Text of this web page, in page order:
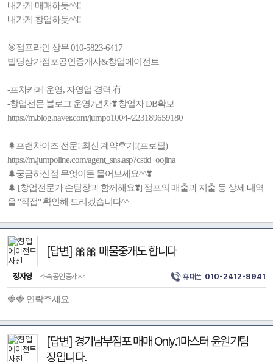
내가게 매매하듯^^!!
내가게 창업하듯^^!!
🎯점포라인 상무 010-5823-6417
빌딩상가점포공인중개사&창업에이전트
-프차카페 운영, 자영업 경력 有
-창업전문 블로그 운영7년차❣️ 창업자 DB확보
https://m.blog.naver.com/jumpo1004-/223189659180
🌲프랜차이즈 전문! 최신 계약후기!(프로필)
https://m.jumpoline.com/agent_sns.asp?cstid=oojina
🌲궁금하신점 무엇이든 물어보세요^^❣️
🌲 [창업전문가 손팀장과 함께해요❣️] 점포의 매출과 지출 등 상세 내역
을 "직접" 확인해 드리겠습니다^^
[답변] 🎀🎀 매물중개도 합니다
정자영 소속공인중개사 휴대폰 010-2412-9941
🍓🍓 연락주세요
[답변] 경기남부점포 매매 Only.1마스터 윤원기팀
장입니다.